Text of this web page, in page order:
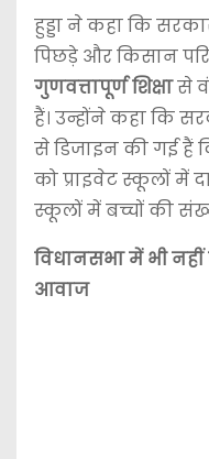
हुड्डा ने कहा कि
पिछड़े और किसान
गुणवत्तापूर्ण शिक्षासे
हैं। उन्होंने कहा कि
से डिजाइन की गई हैं
को प्राइवेट स्कूलों में
स्कूलों में बच्चों की
विधानसभा में भी
आवाज